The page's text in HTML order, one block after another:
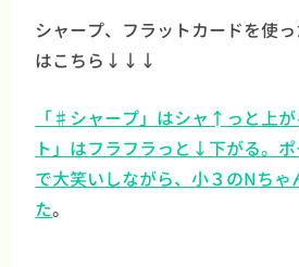
シャープ、フラットカードを使
はこちら↓↓↓
「♯シャープ」はシャ↑っと上
ト」はフラフラっと↓下がる。
で大笑いしながら、小３のNちゃ
た。